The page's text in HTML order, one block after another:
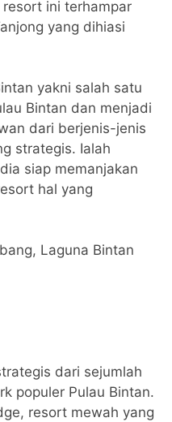
ini terhampar
yang dihiasi
yakni salah satu
Bintan dan menjadi
dari berjenis-jenis
strategis. Ialah
siap memanjakan
hal yang
Laguna Bintan
dari sejumlah
populer Pulau Bintan.
resort mewah yang